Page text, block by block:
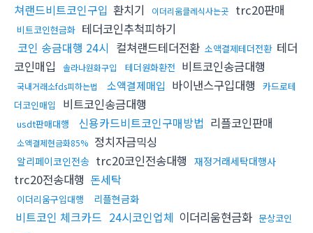
쳐랜드비트코인구입 환치기 이더리움클레식사는곳 trc20판매
비트코인현금화 테더코인추척피하기
코인 송금대행 24시 컬쳐랜드테더전환 소액결제테더전환 테더
코인매입
솔라나원화구입 테더원화환전 비트코인송금대행
국내거래소fds피하는법 소액결제매입 바이낸스구입대행
카드로테
더코인매입
비트코인송금대행
usdt판매대행 신용카드비트코인구매방법 리플코인판매
소액결제현금화85% 정치자금믹싱
알리페이코인전송 trc20코인전송대행 재정거래세탁대행사
trc20전송대행 돈세탁
이더리움구입대행 리플현금화
비트코인 체크카드 24시코인업체 이더리움현금화 문상코인